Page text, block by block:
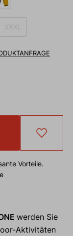
XXXL
Vorteile.
werden Sie
Aktivitäten